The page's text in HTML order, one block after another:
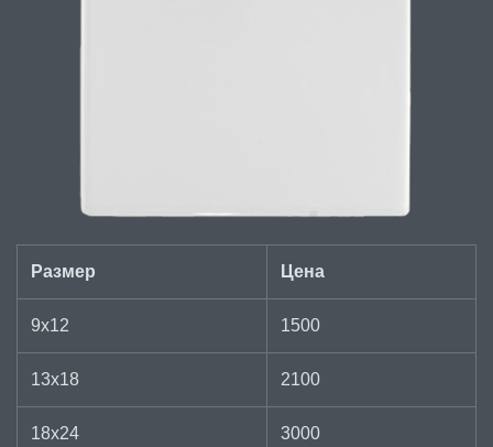
Размер Цена
9х12 1500
13х18 2100
18х24 3000